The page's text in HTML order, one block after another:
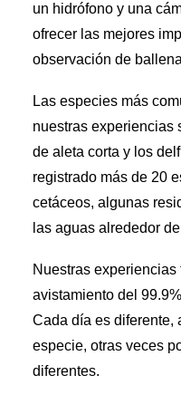
un hidrófono y una
ofrecer las mejores
observación de
Las especies más
nuestras experiencias
de aleta corta y los
registrado más de 20
cetáceos, algunas
las aguas alrededor
Nuestras
avistamiento del
Cada día es diferente,
especie, otras veces
diferentes.